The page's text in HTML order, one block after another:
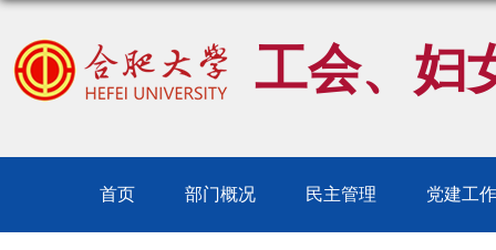
工会、妇
首页 部门概况 民主管理 党建工作